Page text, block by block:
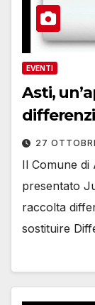
EVENTI
Asti,
27
Il Comune di
presentato
raccolta
sostituire